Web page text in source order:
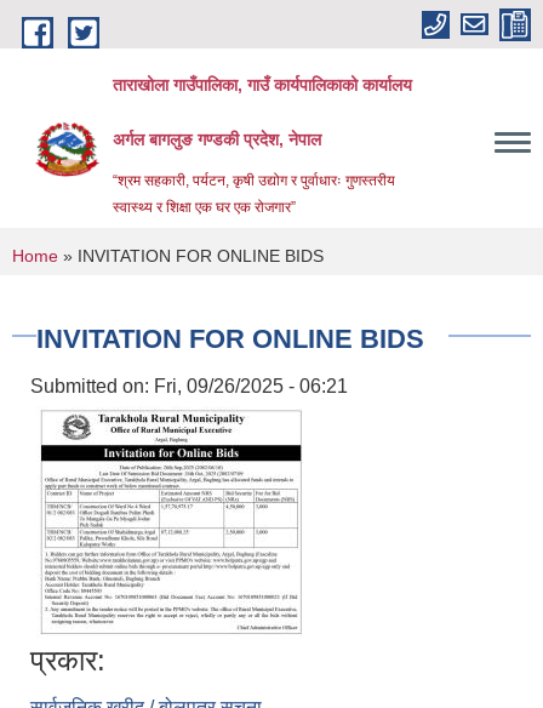
Skip to main content
ताराखोला गाउँपालिका, गाउँ कार्यपालिकाको कार्यालय
अर्गल बागलुङ गण्डकी प्रदेश, नेपाल
“श्रम सहकारी, पर्यटन, कृषी उद्योग र पुर्वाधारः गुणस्तरीय
स्वास्थ्य र शिक्षा एक घर एक रोजगार”
You are here
Home » INVITATION FOR ONLINE BIDS
INVITATION FOR ONLINE BIDS
Submitted on: Fri, 09/26/2025 - 06:21
प्रकार: